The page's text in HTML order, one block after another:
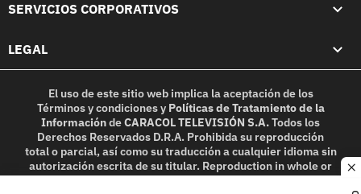
SERVICIOS CORPORATIVOS
LEGAL
El uso de este sitio web implica la aceptación de los
Términos y condicionesy Políticas de Tratamiento de la
InformacióndeCARACOL TELEVISIÓN S.A.Todos los
Derechos Reservados D.R.A. Prohibida su reproducción
total o parcial, así como su traducción a cualquier idioma sin
autorización escrita de su titular. Reproduction in whole or